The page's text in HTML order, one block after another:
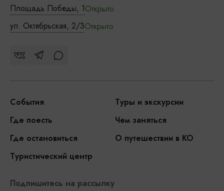
Площадь Победы, 1Открыто
ул. Октябрьская, 2/3Открыто
События
Туры и экскурсии
Где поесть
Чем заняться
Где остановиться
О путешествии в КО
Туристический центр
Подпишитесь на рассылку